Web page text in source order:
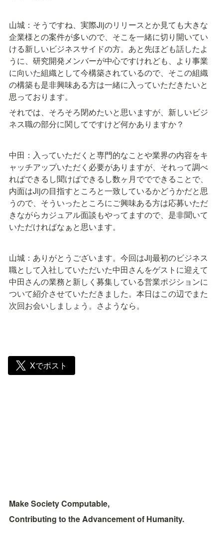
山城：そうですね、実際Jijのリリースとか見ても大きな
企業様との案件が多いので、そこを一緒に切り開いてい
ける新しいビジネスサイドの方。あと先ほども話したよ
うに、研究開発メンバーが中心ですけれども、より事業
に向いた組織として今構築されているので、そこの組織
の構築も是非興味ある方は一緒に入っていただきたいと
思っております。
それでは、そろそろ閉めたいと思いますが、新しいビジ
ネス職の部分に関してですけど何かありますか？
中田：入っていただくと専門的なことや業界の内容をキ
ャッチアップいただく必要がありますが、それって調べ
ればできるし聞けばできるし数ヶ月ででできることで、
内面はJijの目指すところと一致しているかどうかだと思
うので、そういったところにご興味ある方は応募いただ
きながらカジュアル面談もやってますので、是非聞いて
いただければなぁと思います。
山城：ありがとうございます。今回はJij最初のビジネス
職として入社していただいた中田さんをゲストに迎えて
中田さんの業務と新しく募集している営業ポジションに
ついて紹介させていただきました。本日はこの辺でまた
次回お会いしましょう。さようなら。
Xでポスト
Make Society Computable,
Contributing to the Advancement of Humanity.